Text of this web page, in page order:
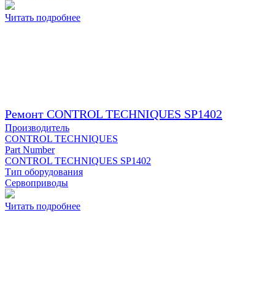
Читать подробнее
Ремонт CONTROL TECHNIQUES SP1402
Производитель
CONTROL TECHNIQUES
Part Number
CONTROL TECHNIQUES SP1402
Тип оборудования
Сервоприводы
Читать подробнее